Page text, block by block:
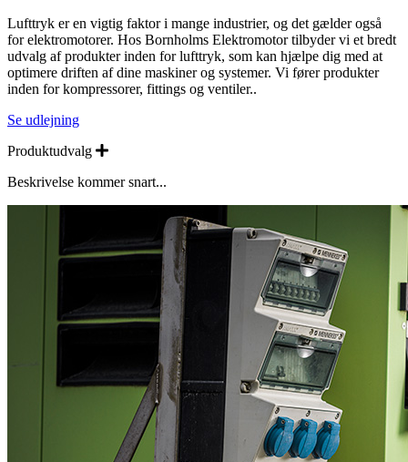
Lufttryk er en vigtig faktor i mange industrier, og det gælder også
for elektromotorer. Hos Bornholms Elektromotor tilbyder vi et bredt
udvalg af produkter inden for lufttryk, som kan hjælpe dig med at
optimere driften af dine maskiner og systemer. Vi fører produkter
inden for kompressorer, fittings og ventiler..
Se udlejning
Produktudvalg
Expand
Beskrivelse kommer snart...